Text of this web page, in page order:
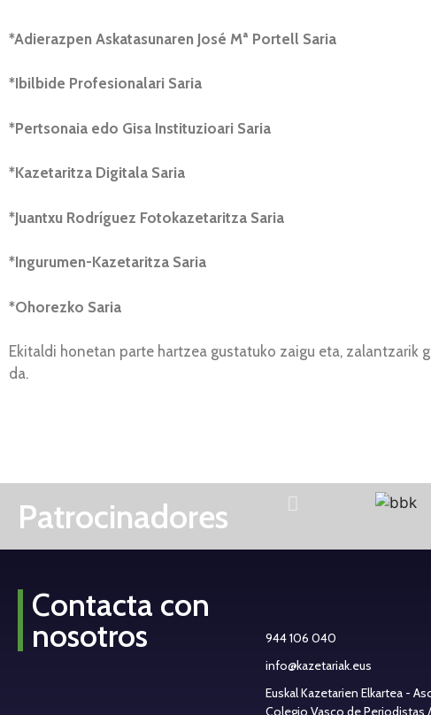
*Adierazpen Askatasunaren José Mª Portell Saria
*Ibilbide Profesionalari Saria
*Pertsonaia edo Gisa Instituzioari Saria
*Kazetaritza Digitala Saria
*Juantxu Rodríguez Fotokazetaritza Saria
*Ingurumen-Kazetaritza Saria
*Ohorezko Saria
Ekitaldi honetan parte hartzea gustatuko zaigu eta, zalantzarik
da.
Patrocinadores
Contacta con
nosotros
944 106 040
info@kazetariak.eus
Euskal Kazetarien Elkartea -
Colegio Vasco de Periodistas